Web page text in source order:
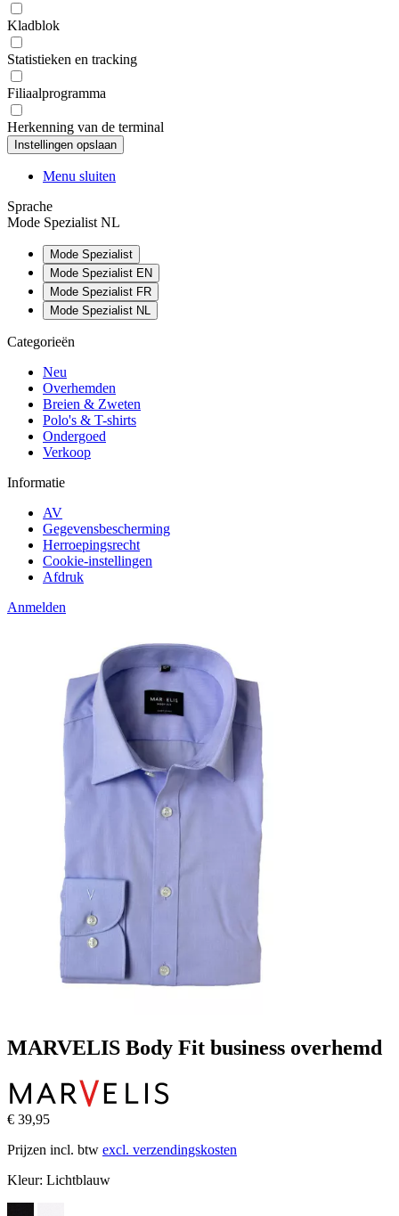
Kladblok
Statistieken en tracking
Filiaalprogramma
Herkenning van de terminal
Menu sluiten
Sprache
Mode Spezialist NL
Mode Spezialist
Mode Spezialist EN
Mode Spezialist FR
Mode Spezialist NL
Categorieën
Neu
Overhemden
Breien & Zweten
Polo's & T-shirts
Ondergoed
Verkoop
Informatie
AV
Gegevensbescherming
Herroepingsrecht
Cookie-instellingen
Afdruk
Anmelden
MARVELIS Body Fit business overhemd
€ 39,95
Prijzen incl. btw excl. verzendingskosten
Kleur: Lichtblauw